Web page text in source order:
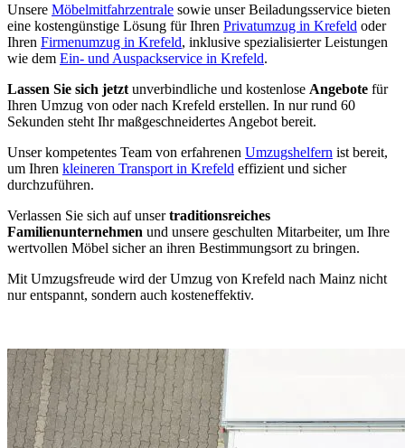
Unsere Möbelmitfahrzentrale sowie unser Beiladungsservice bieten
eine kostengünstige Lösung für Ihren Privatumzug in Krefeld oder
Ihren Firmenumzug in Krefeld, inklusive spezialisierter Leistungen
wie dem Ein- und Auspackservice in Krefeld.
Lassen Sie sich jetzt unverbindliche und kostenlose Angebote für
Ihren Umzug von oder nach Krefeld erstellen. In nur rund 60
Sekunden steht Ihr maßgeschneidertes Angebot bereit.
Unser kompetentes Team von erfahrenen Umzugshelfern ist bereit,
um Ihren kleineren Transport in Krefeld effizient und sicher
durchzuführen.
Verlassen Sie sich auf unsertraditionsreiches
Familienunternehmen und unsere geschulten Mitarbeiter, um Ihre
wertvollen Möbel sicher an ihren Bestimmungsort zu bringen.
Mit Umzugsfreude wird der Umzug von Krefeld nach Mainz nicht
nur entspannt, sondern auch kosteneffektiv.